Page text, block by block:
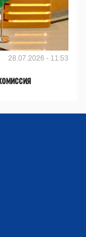
28.07.2026 - 11:53